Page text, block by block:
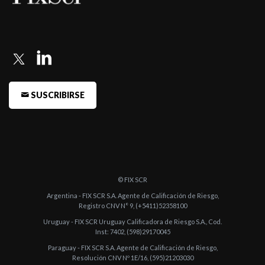
- Fitch Argentina confirma la categoría A2(arg) para el
Corto Plazo d ...
-Fitch sube a A2(arg) la calificación de Endeudamiento de Corto
Plazo de Ban ...
Fitch confirma en "A3(arg)" la calificación de Endeudamiento de
Fitch confirma en "A3(arg)" la calificación de Endeudamiento de
Corto P ...
SUSCRIBIRSE
© FIX SCR
Argentina - FIX SCR S.A. Agente de Calificación de Riesgo,
Registro CNV N° 9, (+5411)52358100
Uruguay - FIX SCR Uruguay Calificadora de Riesgo S.A., Cod.
Inst: 7402, (598)29170045
Paraguay - FIX SCR S.A. Agente de Calificación de Riesgo,
Resolución CNV Nº 1E/16, (595)21203030